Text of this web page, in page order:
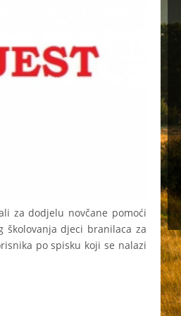
za dodjelu novčane pomoći
djeci branilaca za
po spisku koji se nalazi